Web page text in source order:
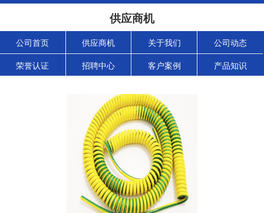
供应商机
公司首页 供应商机 关于我们 公司动态
荣誉认证 招聘中心 客户案例 产品知识